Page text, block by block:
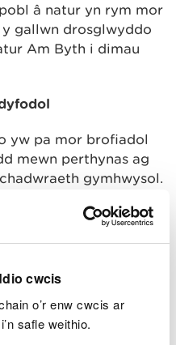
cwcis
o’r enw cwcis ar
safle weithio.
â natur yn rym mor
gallwn drosglwyddo
Am Byth i dimau
yw pa mor brofiadol
mewn perthynas ag
gymhwysol.
criw 'sy'n canolbwyntio
ein cynlluniau am
ar
ac allgymorth